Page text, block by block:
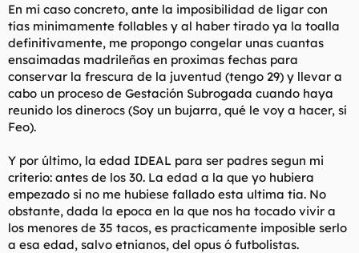
En mi caso concreto, ante la imposibilidad de ligar con
tías minimamente follables y al haber tirado ya la toalla
definitivamente, me propongo congelar unas cuantas
ensaimadas madrileñas en proximas fechas para
conservar la frescura de la juventud (tengo 29) y llevar a
cabo un proceso de Gestación Subrogada cuando haya
reunido los dinerocs (Soy un bujarra, qué le voy a hacer, sí
Feo).
Y por último, la edad IDEAL para ser padres segun mi
criterio: antes de los 30. La edad a la que yo hubiera
empezado si no me hubiese fallado esta ultima tia. No
obstante, dada la epoca en la que nos ha tocado vivir a
los menores de 35 tacos, es practicamente imposible serlo
a esa edad, salvo etnianos, del opus ó futbolistas.